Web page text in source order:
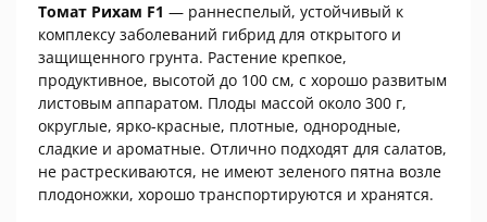
Томат Рихам F1 — раннеспелый, устойчивый к
комплексу заболеваний гибрид для открытого и
защищенного грунта. Растение крепкое,
продуктивное, высотой до 100 см, с хорошо развитым
листовым аппаратом. Плоды массой около 300 г,
округлые, ярко-красные, плотные, однородные,
сладкие и ароматные. Отлично подходят для салатов,
не растрескиваются, не имеют зеленого пятна возле
плодоножки, хорошо транспортируются и хранятся.